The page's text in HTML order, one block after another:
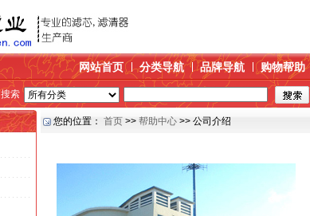
网站首页 分类导航 品牌导航 购物帮助
搜索
您的位置： 首页 >> 帮助中心 >> 公司介绍